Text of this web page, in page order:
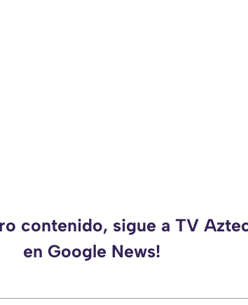
contenido, sigue a TV
en Google News!